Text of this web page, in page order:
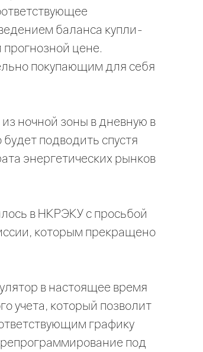
баланса купли-
цене.
покупающим для себя
ночной зоны в дневную в
подводить спустя
энергетических рынков
в НКРЭКУ с просьбой
которым прекращено
в настоящее время
учета, который позволит
графику
под